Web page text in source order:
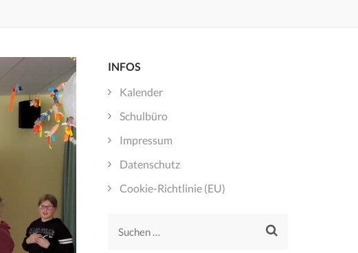
INFOS
Kalender
Schulbüro
Impressum
Datenschutz
Cookie-Richtlinie (EU)
Suchen